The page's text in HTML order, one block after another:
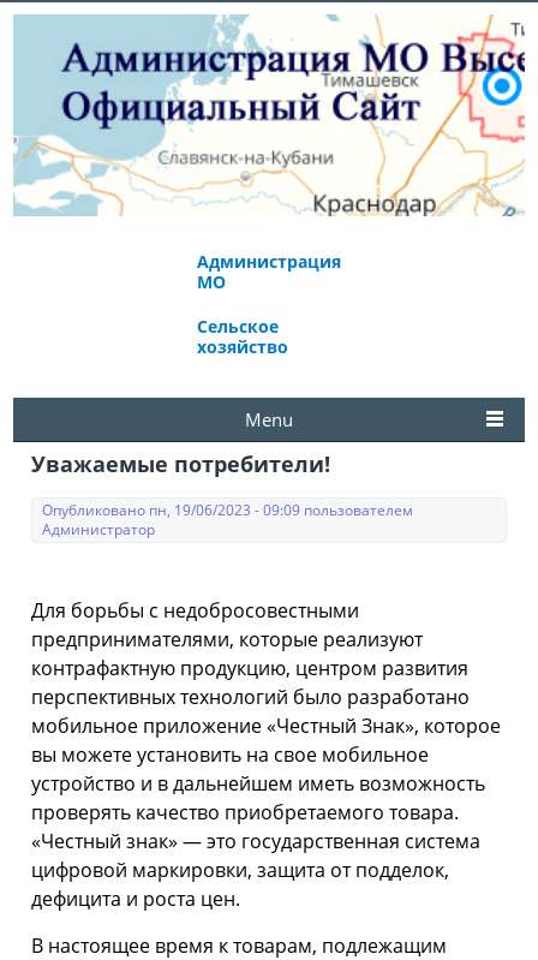
Администрация
МО
Сельское
хозяйство
Menu
Уважаемые потребители!
Опубликовано пн, 19/06/2023 - 09:09 пользователем
Администратор
Для борьбы с недобросовестными
предпринимателями, которые реализуют
контрафактную продукцию, центром развития
перспективных технологий было разработано
мобильное приложение «Честный Знак», которое
вы можете установить на свое мобильное
устройство и в дальнейшем иметь возможность
проверять качество приобретаемого товара.
«Честный знак» — это государственная система
цифровой маркировки, защита от подделок,
дефицита и роста цен.
В настоящее время к товарам, подлежащим